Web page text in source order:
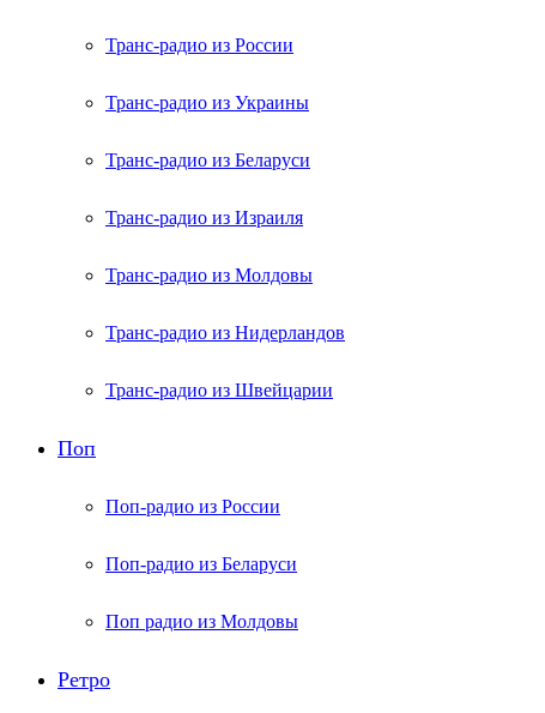
Транс-радио из России
Транс-радио из Украины
Транс-радио из Беларуси
Транс-радио из Израиля
Транс-радио из Молдовы
Транс-радио из Нидерландов
Транс-радио из Швейцарии
Поп
Поп-радио из России
Поп-радио из Беларуси
Поп радио из Молдовы
Ретро